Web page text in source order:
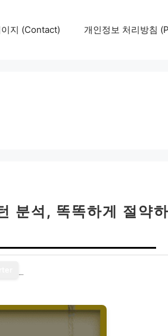
지 (Contact) 개인정보 처리방침
분석, 똑똑하게 절약하